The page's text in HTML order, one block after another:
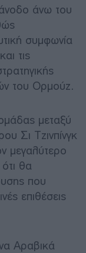
άνω του
συμφωνία
τις
του Ορμούζ.
μεταξύ
Σι Τζινπίνγκ
μεγαλύτερο
θα
που
επιθέσεις
Αραβικά